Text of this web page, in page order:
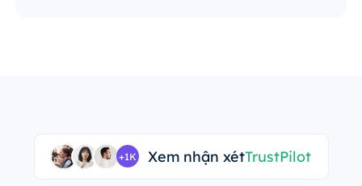
+1K Xem nhận xétTrustPilot